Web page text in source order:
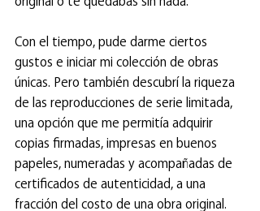
Con el tiempo, pude darme ciertos
gustos e iniciar mi colección de obras
únicas. Pero también descubrí la riqueza
de las reproducciones de serie limitada,
una opción que me permitía adquirir
copias firmadas, impresas en buenos
papeles, numeradas y acompañadas de
certificados de autenticidad, a una
fracción del costo de una obra original.